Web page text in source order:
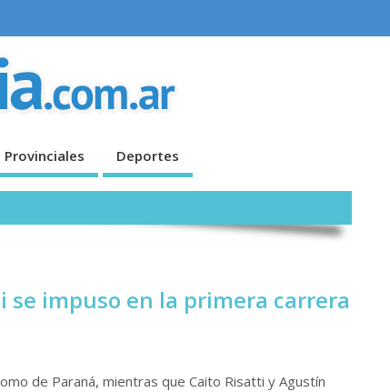
Provinciales Deportes
se impuso en la primera carrera
de Paraná, mientras que Caito Risatti y Agustín